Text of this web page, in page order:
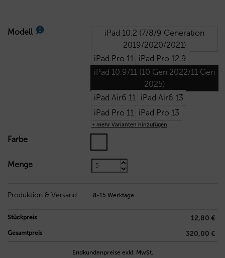
Modell
iPad 10.2 (7/8/9 Generation
2019/2020/2021)
iPad Pro 11 iPad Pro 12.9
iPad 10.9/11 (10 Gen 2022/11 Gen
2025)
iPad Air6 11 iPad Air6 13
iPad Pro 11 iPad Pro 13
+ mehr Varianten hinzufügen
Farbe
Menge
Produktion & Versand 8-15 Werktage
Stückpreis 12,80 €
Gesamtpreis 320,00 €
Endkundenpreise exkl. MwSt.